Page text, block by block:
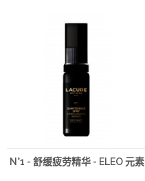
N°1 - 舒缓疲劳精华 - ELEO 元素